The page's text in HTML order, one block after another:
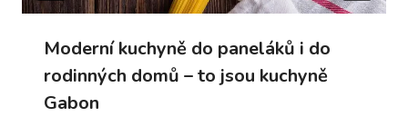
Moderní kuchyně do paneláků i do
rodinných domů – to jsou kuchyně
Gabon